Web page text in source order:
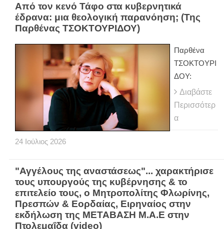
Από τον κενό Τάφο στα κυβερνητικά
έδρανα: μια θεολογική παρανόηση; (Της
Παρθένας ΤΣΟΚΤΟΥΡΙΔΟΥ)
Παρθένα
ΤΣΟΚΤΟΥΡΙ
ΔΟΥ:
Διαβάστε
Περισσότερ
α
24 Ιούλιος 2026
"Αγγέλους της αναστάσεως"... χαρακτήρισε
τους υπουργούς της κυβέρνησης & το
επιτελείο τους, ο Μητροπολίτης Φλωρίνης,
Πρεσπών & Εορδαίας, Ειρηναίος στην
εκδήλωση της ΜΕΤΑΒΑΣΗ Μ.Α.Ε στην
Πτολεμαΐδα (video)